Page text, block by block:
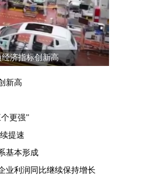
济指标创新高
新高
更强”
提速
基本形成
业利润同比继续保持增长